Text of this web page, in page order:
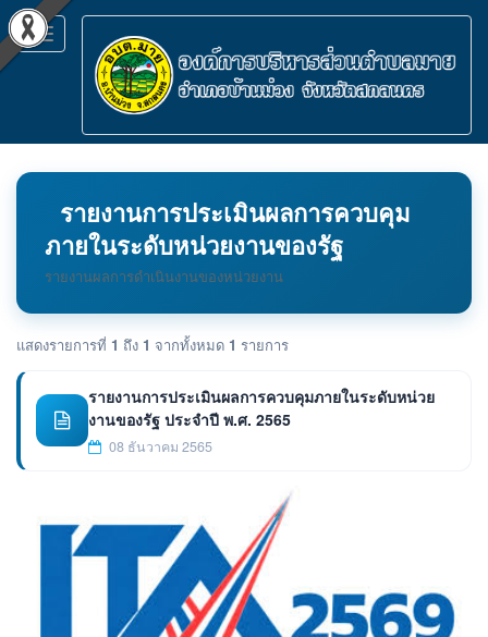
Toggle
navigation
รายงานการประเมินผลการควบคุม
ภายในระดับหน่วยงานของรัฐ
รายงานผลการดำเนินงานของหน่วยงาน
แสดงรายการที่ 1 ถึง 1 จากทั้งหมด 1 รายการ
รายงานการประเมินผลการควบคุมภายในระดับหน่วย
งานของรัฐ ประจำปี พ.ศ. 2565
08 ธันวาคม 2565